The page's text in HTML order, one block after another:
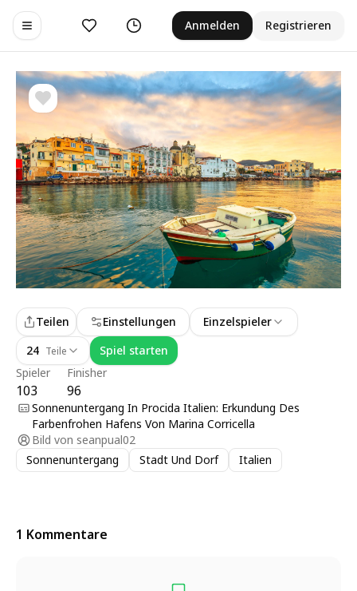
Toggle navigation menu
Gefällt mirVerlauf Anmelden Registrieren
Spieler
103
Finisher
96
Teilen Einstellungen
Einzelspieler
24 Teile Spiel starten
Sonnenuntergang In Procida Italien: Erkundung Des
Farbenfrohen Hafens Von Marina Corricella
Bild von seanpual02
Sonnenuntergang
Stadt Und Dorf Italien
1 Kommentare